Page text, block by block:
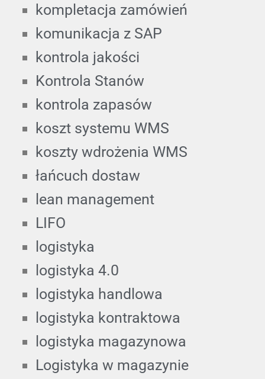
kompletacja zamówień
komunikacja z SAP
kontrola jakości
Kontrola Stanów
kontrola zapasów
koszt systemu WMS
koszty wdrożenia WMS
łańcuch dostaw
lean management
LIFO
logistyka
logistyka 4.0
logistyka handlowa
logistyka kontraktowa
logistyka magazynowa
Logistyka w magazynie